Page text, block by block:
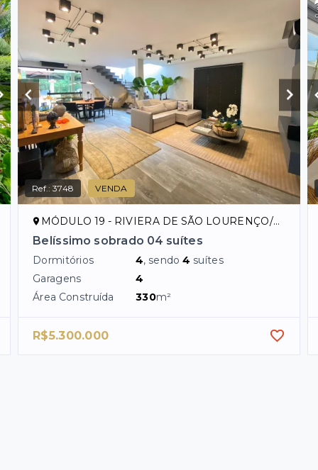
Ref.:3748 VENDA
MÓDULO 19 - RIVIERA DE SÃO LOURENÇO/SP
Belíssimo sobrado 04 suítes
Dormitórios 4, sendo4 suítes
Garagens
4
Área Construída
330m²
R$5.300.000